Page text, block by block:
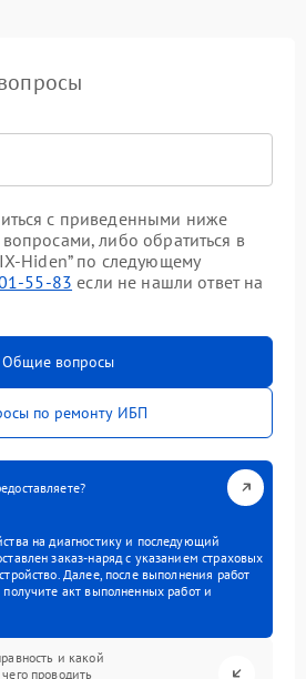
с приведенными ниже
либо обратиться в
Hiden” по следующему
55-83 если не нашли ответ на
Общие вопросы
по ремонту ИБП
на диагностику и последующий
заказ-наряд с указанием страховых
Далее, после выполнения работ
акт выполненных работ и
и какой
проводить